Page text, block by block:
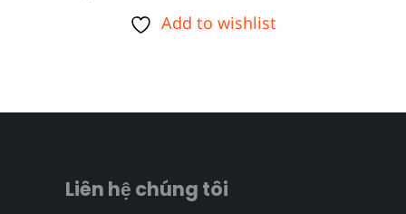
Add to wishlist
Liên hệ chúng tôi